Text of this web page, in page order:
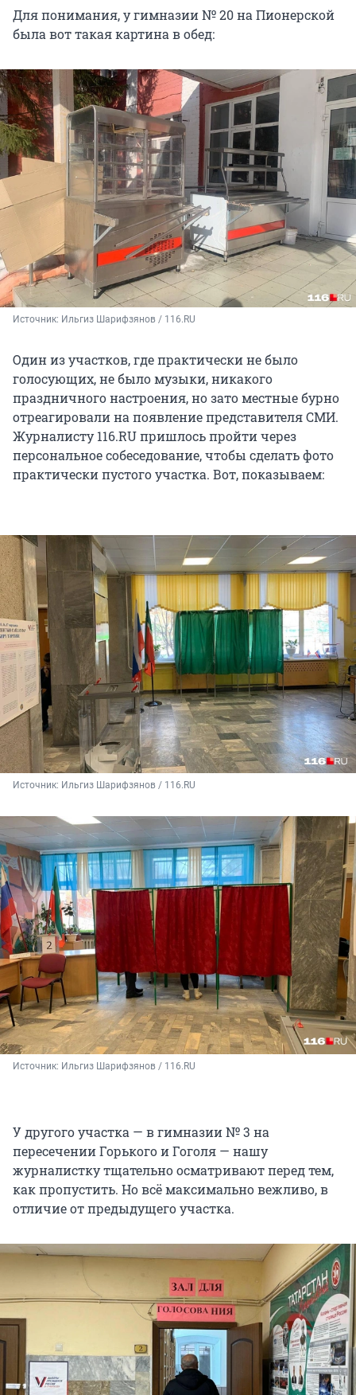
Для понимания, у гимназии № 20 на Пионерской
была вот такая картина в обед:
Источник: Ильгиз Шарифзянов / 116.RU
Один из участков, где практически не было
голосующих, не было музыки, никакого
праздничного настроения, но зато местные бурно
отреагировали на появление представителя СМИ.
Журналисту 116.RU пришлось пройти через
персональное собеседование, чтобы сделать фото
практически пустого участка. Вот, показываем:
Источник: Ильгиз Шарифзянов / 116.RU
Источник: Ильгиз Шарифзянов / 116.RU
У другого участка — в гимназии № 3 на
пересечении Горького и Гоголя — нашу
журналистку тщательно осматривают перед тем,
как пропустить. Но всё максимально вежливо, в
отличие от предыдущего участка.